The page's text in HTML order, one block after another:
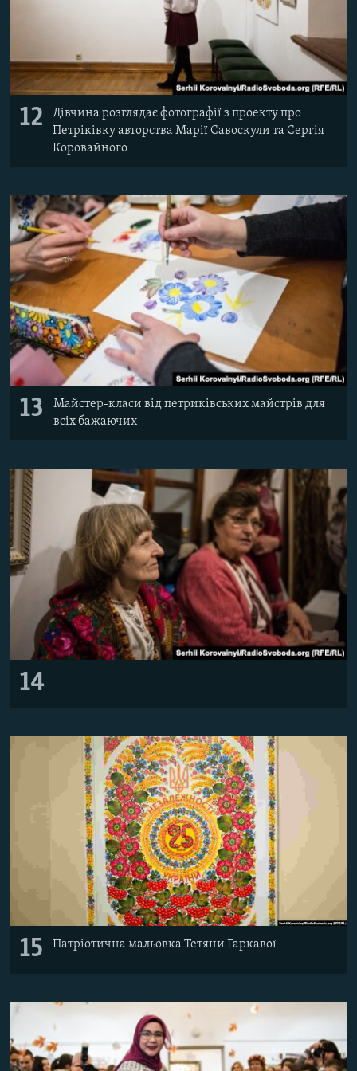
12
Дівчина розглядає фотографії з проекту про
Петріківку авторства Марії Савоскули та Сергія
Коровайного
13
Майстер-класи від петриківських майстрів для
всіх бажаючих
14
15 Патріотична мальовка Тетяни Гаркавої